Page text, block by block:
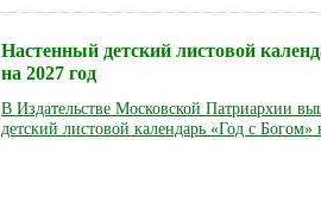
Настенный детский листовой
на 2027 год
В Издательстве Московской Патриархии
детский листовой календарь «Год с Богом»